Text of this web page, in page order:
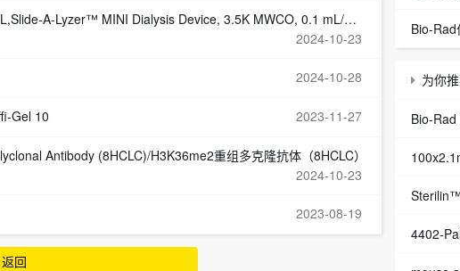
A-Lyzer™ MINI Dialysis Device, 3.5K MWCO, 0.1 mL/透析装置
2024-10-23
2024-10-28
Gel 10 2023-11-27
Antibody (8HCLC)/H3K36me2重组多克隆抗体（8HCLC）
2024-10-23
2023-08-19
返回
为你推